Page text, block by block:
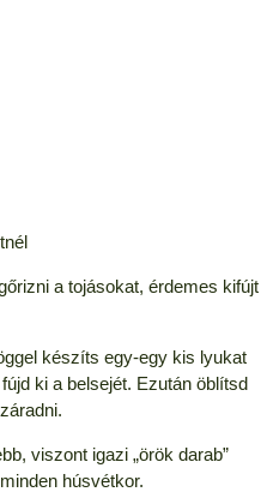
a tojásokat, érdemes kifújt
készíts egy-egy kis lyukat
ki a belsejét. Ezután öblítsd
viszont igazi „örök darab”
húsvétkor.